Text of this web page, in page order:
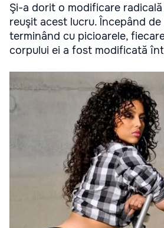
Şi-a dorit o modificare
reuşit acest lucru. Începând
terminând cu picioarele,
corpului ei a fost modificată